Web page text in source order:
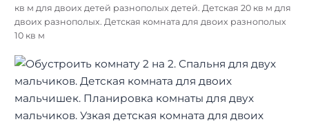
кв м для двоих детей разнополых детей. Детская 20 кв м для
двоих разнополых. Детская комната для двоих разнополых
10 кв м